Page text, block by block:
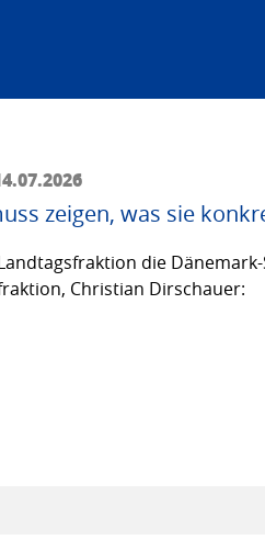
zeigen, was sie
die
Christian Dirschauer: